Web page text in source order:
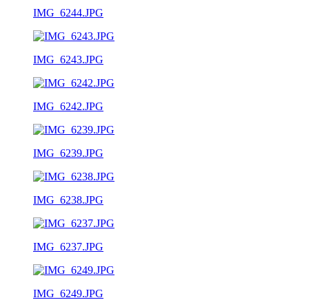
IMG_6244.JPG
IMG_6243.JPG
IMG_6242.JPG
IMG_6239.JPG
IMG_6238.JPG
IMG_6237.JPG
IMG_6249.JPG